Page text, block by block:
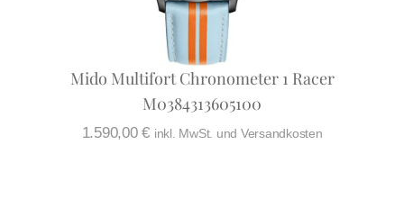
Mido Multifort Chronometer 1 Racer
M0384313605100
1.590,00€ inkl. MwSt. und Versandkosten